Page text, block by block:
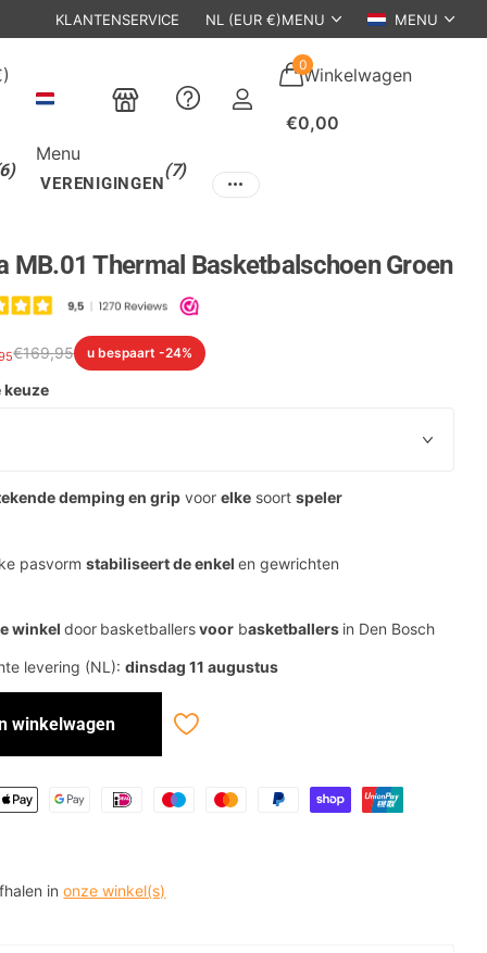
KLANTENSERVICE NL (EUR €)MENU MENU
Menu
Winkelwagen
0
€0,00
VERENIGINGEN
(7)
MB.01 Thermal Basketbalschoen Groen
€169,95 u bespaart -24%
keuze
demping en grip voorelke soortspeler
pasvormstabiliseert de enkelen gewrichten
winkeldoor basketballersvoor basketballers in Den Bosch
levering (NL):dinsdag 11 augustus
winkelwagen
inonze winkel(s)